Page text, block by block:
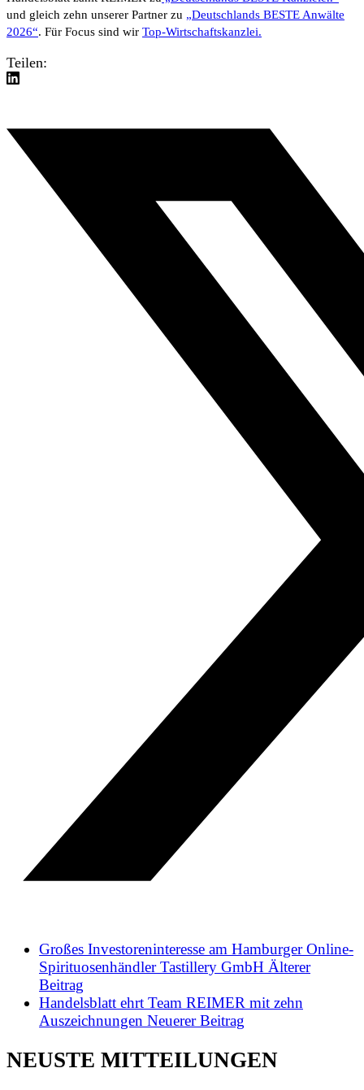
und gleich zehn unserer Partner zu „Deutschlands BESTE Anwälte
2026“. Für Focus sind wir Top-Wirtschaftskanzlei.
Teilen:
Großes Investoreninteresse am Hamburger Online-
Spirituosenhändler Tastillery GmbH Älterer
Beitrag
Handelsblatt ehrt Team REIMER mit zehn
Auszeichnungen Neuerer Beitrag
NEUSTE MITTEILUNGEN